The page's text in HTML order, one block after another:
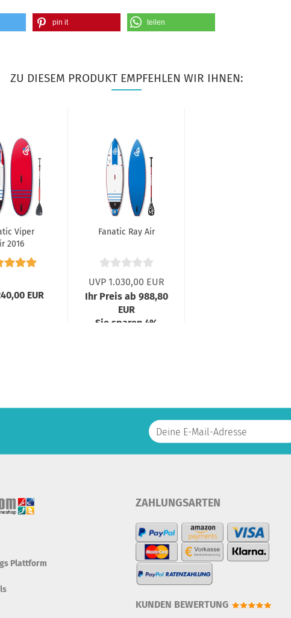
pin it teilen
ZU DIESEM PRODUKT EMPFEHLEN WIR IHNEN:
Viper
2016
EUR
Fanatic Ray Air
UVP 1.030,00 EUR
Ihr Preis ab 988,80
EUR
Sie sparen 4%
Plattform
ZAHLUNGSARTEN
KUNDEN BEWERTUNG